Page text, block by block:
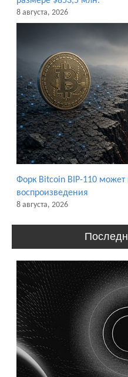
8 августа, 2026
Форк Bitcoin BIP-110 может
воспроизведения
8 августа, 2026